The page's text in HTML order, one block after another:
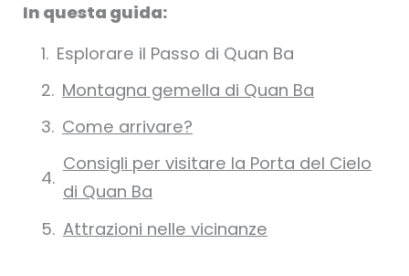
In questa guida:
Esplorare il Passo di Quan Ba
Montagna gemella di Quan Ba
Come arrivare?
Consigli per visitare la Porta del Cielo
di Quan Ba
Attrazioni nelle vicinanze